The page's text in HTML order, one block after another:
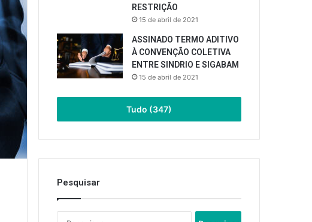
RESTRIÇÃO
15 de abril de 2021
ASSINADO TERMO ADITIVO
À CONVENÇÃO COLETIVA
ENTRE SINDRIO E SIGABAM
15 de abril de 2021
Tudo (347)
Pesquisar